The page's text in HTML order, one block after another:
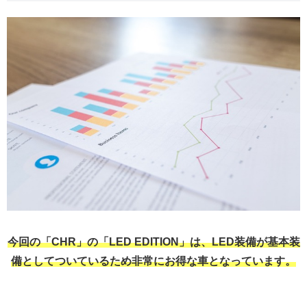
今回の「CHR」の「LED EDITION」は、LED装備が基本装
備としてついているため非常にお得な車となっています。